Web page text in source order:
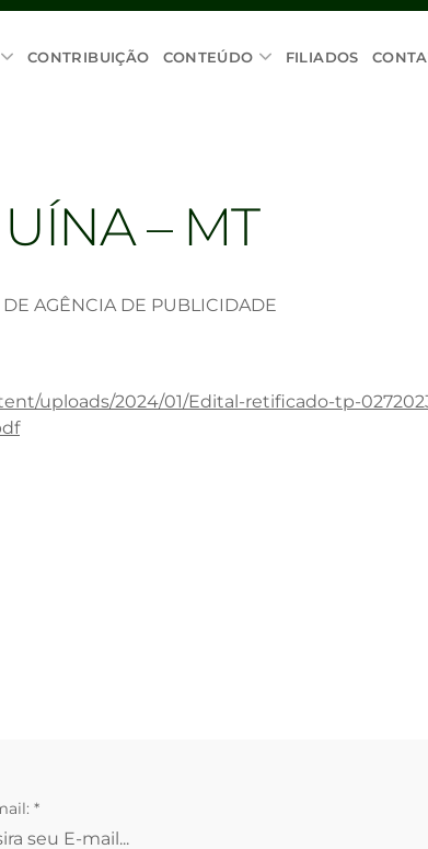
CONTRIBUIÇÃO CONTEÚDO FILIADOS
– MT
AGÊNCIA DE PUBLICIDADE
uploads/2024/01/Edital-retificado-tp-
*